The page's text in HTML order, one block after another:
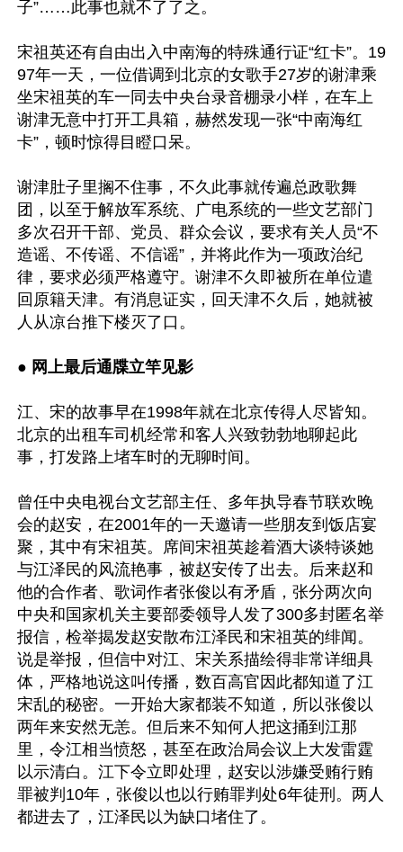
子”……此事也就不了了之。
宋祖英还有自由出入中南海的特殊通行证“红卡”。19
97年一天，一位借调到北京的女歌手27岁的谢津乘
坐宋祖英的车一同去中央台录音棚录小样，在车上
谢津无意中打开工具箱，赫然发现一张“中南海红
卡”，顿时惊得目瞪口呆。
谢津肚子里搁不住事，不久此事就传遍总政歌舞
团，以至于解放军系统、广电系统的一些文艺部门
多次召开干部、党员、群众会议，要求有关人员“不
造谣、不传谣、不信谣”，并将此作为一项政治纪
律，要求必须严格遵守。谢津不久即被所在单位遣
回原籍天津。有消息证实，回天津不久后，她就被
人从凉台推下楼灭了口。
● 网上最后通牒立竿见影
江、宋的故事早在1998年就在北京传得人尽皆知。
北京的出租车司机经常和客人兴致勃勃地聊起此
事，打发路上堵车时的无聊时间。
曾任中央电视台文艺部主任、多年执导春节联欢晚
会的赵安，在2001年的一天邀请一些朋友到饭店宴
聚，其中有宋祖英。席间宋祖英趁着酒大谈特谈她
与江泽民的风流艳事，被赵安传了出去。后来赵和
他的合作者、歌词作者张俊以有矛盾，张分两次向
中央和国家机关主要部委领导人发了300多封匿名举
报信，检举揭发赵安散布江泽民和宋祖英的绯闻。
说是举报，但信中对江、宋关系描绘得非常详细具
体，严格地说这叫传播，数百高官因此都知道了江
宋乱的秘密。一开始大家都装不知道，所以张俊以
两年来安然无恙。但后来不知何人把这捅到江那
里，令江相当愤怒，甚至在政治局会议上大发雷霆
以示清白。江下令立即处理，赵安以涉嫌受贿行贿
罪被判10年，张俊以也以行贿罪判处6年徒刑。两人
都进去了，江泽民以为缺口堵住了。